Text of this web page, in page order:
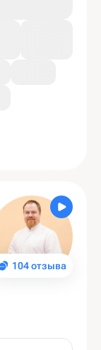
104 отзыва